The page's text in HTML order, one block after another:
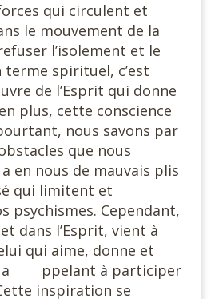
qui circulent et
le mouvement de la
l’isolement et le
terme spirituel, c’est
de l’Esprit qui donne
plus, cette conscience
nous savons par
que nous
en nous de mauvais plis
qui limitent et
psychismes. Cependant,
dans l’Esprit, vient à
qui aime, donne et
a ppelant à participer
inspiration se